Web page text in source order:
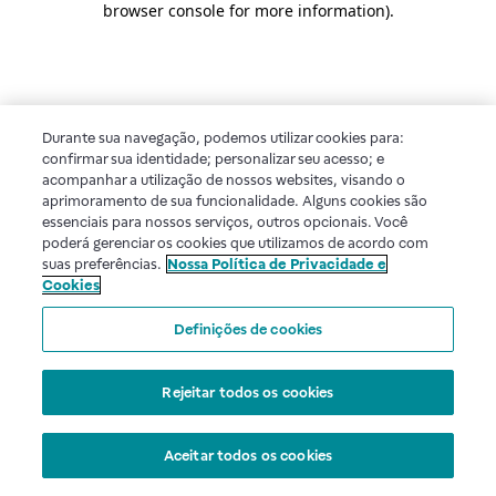
browser console for more information).
Durante sua navegação, podemos utilizar cookies para:
confirmar sua identidade; personalizar seu acesso; e
acompanhar a utilização de nossos websites, visando o
aprimoramento de sua funcionalidade. Alguns cookies são
essenciais para nossos serviços, outros opcionais. Você
poderá gerenciar os cookies que utilizamos de acordo com
suas preferências. Nossa Política de Privacidade e
Cookies
Definições de cookies
Rejeitar todos os cookies
Aceitar todos os cookies